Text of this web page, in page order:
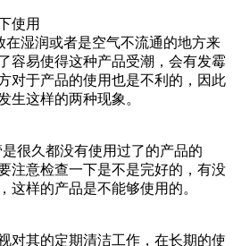
使用
在湿润或者是空气不流通的地方来
容易使得这种产品受潮，会有发霉
对于产品的使用也是不利的，因此
生这样的两种现象。
很久都没有使用过了的产品的
注意检查一下是不是完好的，有没
这样的产品是不能够使用的。
对其的定期清洁工作，在长期的使